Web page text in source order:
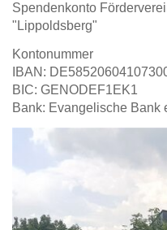
Spendenkonto
"Lippoldsberg"
Kontonummer
IBAN:
BIC: GENODEF1EK1
Bank: Evangelische Bank